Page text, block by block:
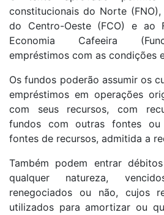
constitucionais do Norte
do Centro-Oeste (FCO) e ao
Economia Cafeeira
empréstimos com as condições
Os fundos poderão assumir os
empréstimos em operações
com seus recursos, com
fundos com outras fontes
fontes de recursos, admitida a
Também podem entrar
qualquer natureza,
renegociados ou não, cujos
utilizados para amortizar ou